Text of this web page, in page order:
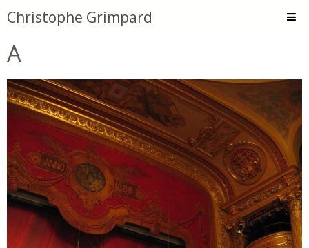
Christophe Grimpard
Accueil
Dessins
Encres et Collages
Animations
Atelier
Textes
Bios
A